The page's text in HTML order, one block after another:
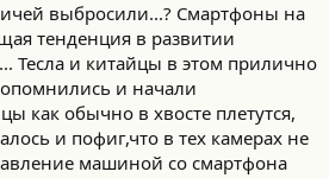
выбросили...? Смартфоны на
тенденция в развитии
Тесла и китайцы в этом прилично
и начали
как обычно в хвосте плетутся,
и пофиг,что в тех камерах не
машиной со смартфона